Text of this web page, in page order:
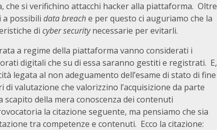
si verifichino attacchi hacker alla piattaforma. Oltre
a possibili data breache per questo ci auguriamo che la
di cyber securitynecessarie per evitarli.
a regime della piattaforma vanno considerati i
digitali che su di essa saranno gestiti e registrati. E,
legata al non adeguamento dell’esame di stato di fine
valutazione che valorizzino l’acquisizione da parte
della mera conoscenza dei contenuti
la citazione seguente, ma pensiamo che sia
tra competenze e contenuti. Ecco la citazione: